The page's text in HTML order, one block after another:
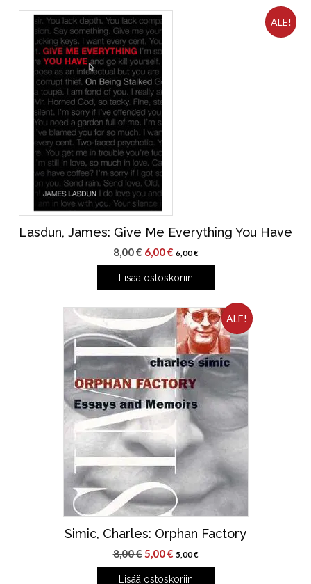
ALE!
Lasdun, James: Give Me Everything You Have
8,00€ Alkuperäinen
hinta
oli:
6,00€Nykyinen
hinta
on:
6,00€
Lisää ostoskoriin
ALE!
Simic, Charles: Orphan Factory
8,00€ Alkuperäinen
hinta
5,00€Nykyinen
hinta
5,00€
Lisää ostoskoriin